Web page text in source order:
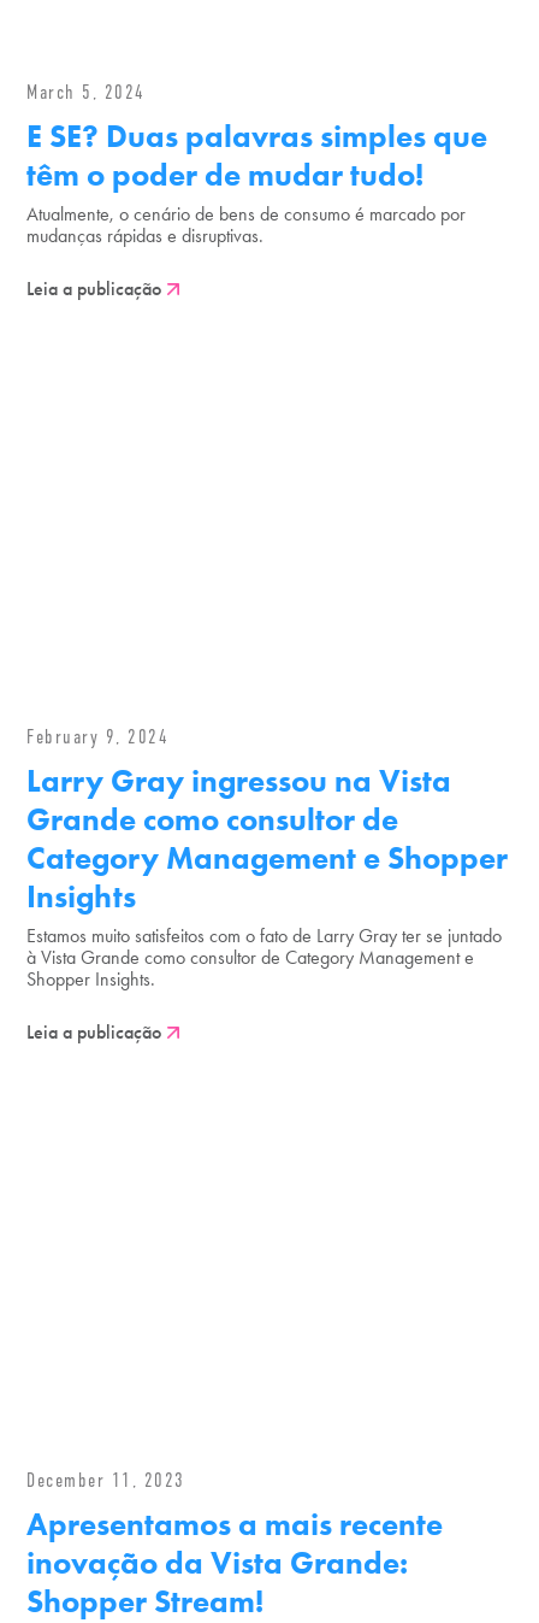
March 5, 2024
E SE? Duas palavras simples que
têm o poder de mudar tudo!
Atualmente, o cenário de bens de consumo é marcado por
mudanças rápidas e disruptivas.
Leia a publicação
February 9, 2024
Larry Gray ingressou na Vista
Grande como consultor de
Category Management e Shopper
Insights
Estamos muito satisfeitos com o fato de Larry Gray ter se juntado
à Vista Grande como consultor de Category Management e
Shopper Insights.
Leia a publicação
December 11, 2023
Apresentamos a mais recente
inovação da Vista Grande:
Shopper Stream!